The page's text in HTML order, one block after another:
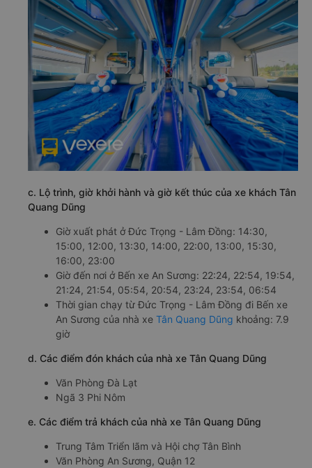
c. Lộ trình, giờ khởi hành và giờ kết thúc của xe khách Tân
Quang Dũng
Giờ xuất phát ở Đức Trọng - Lâm Đồng: 14:30,
15:00, 12:00, 13:30, 14:00, 22:00, 13:00, 15:30,
16:00, 23:00
Giờ đến nơi ở Bến xe An Sương: 22:24, 22:54, 19:54,
21:24, 21:54, 05:54, 20:54, 23:24, 23:54, 06:54
Thời gian chạy từ Đức Trọng - Lâm Đồng đi Bến xe
An Sương của nhà xe Tân Quang Dũng khoảng: 7.9
giờ
d. Các điểm đón khách của nhà xe Tân Quang Dũng
Văn Phòng Đà Lạt
Ngã 3 Phi Nôm
e. Các điểm trả khách của nhà xe Tân Quang Dũng
Trung Tâm Triển lãm và Hội chợ Tân Bình
Văn Phòng An Sương, Quận 12